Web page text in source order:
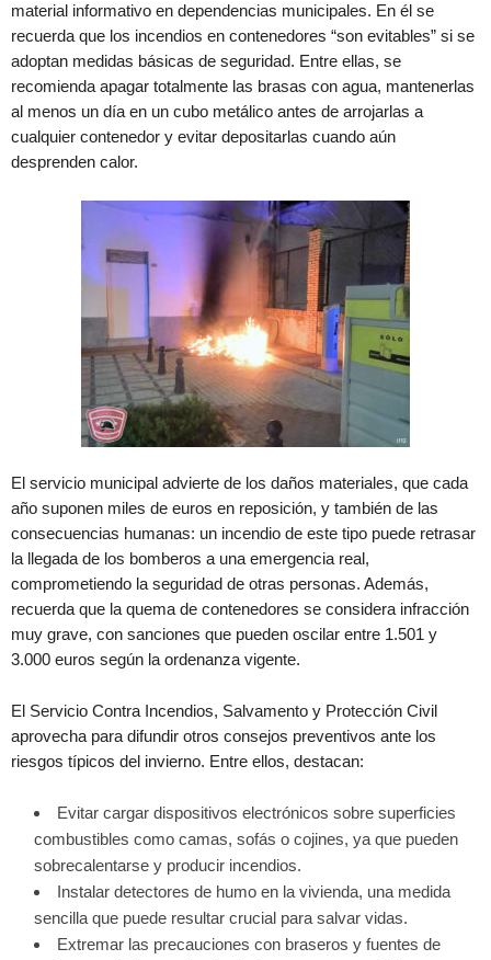
material informativo en dependencias municipales. En él se
recuerda que los incendios en contenedores “son evitables” si se
adoptan medidas básicas de seguridad. Entre ellas, se
recomienda apagar totalmente las brasas con agua, mantenerlas
al menos un día en un cubo metálico antes de arrojarlas a
cualquier contenedor y evitar depositarlas cuando aún
desprenden calor.
El servicio municipal advierte de los daños materiales, que cada
año suponen miles de euros en reposición, y también de las
consecuencias humanas: un incendio de este tipo puede retrasar
la llegada de los bomberos a una emergencia real,
comprometiendo la seguridad de otras personas. Además,
recuerda que la quema de contenedores se considera infracción
muy grave, con sanciones que pueden oscilar entre 1.501 y
3.000 euros según la ordenanza vigente.
El Servicio Contra Incendios, Salvamento y Protección Civil
aprovecha para difundir otros consejos preventivos ante los
riesgos típicos del invierno. Entre ellos, destacan:
Evitar cargar dispositivos electrónicos sobre superficies
combustibles como camas, sofás o cojines, ya que pueden
sobrecalentarse y producir incendios.
Instalar detectores de humo en la vivienda, una medida
sencilla que puede resultar crucial para salvar vidas.
Extremar las precauciones con braseros y fuentes de